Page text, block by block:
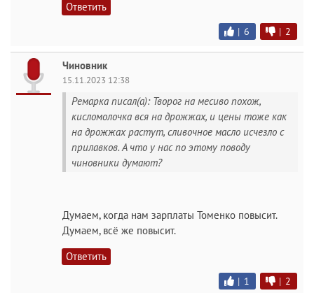
Ответить
| 6 | 2
Чиновник
15.11.2023 12:38
Ремарка писал(а): Творог на месиво похож,
кисломолочка вся на дрожжах, и цены тоже как
на дрожжах растут, сливочное масло исчезло с
прилавков. А что у нас по этому поводу
чиновники думают?
Думаем, когда нам зарплаты Томенко повысит.
Думаем, всё же повысит.
Ответить
| 1 | 2